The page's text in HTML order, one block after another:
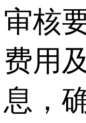
审核
费用
息，